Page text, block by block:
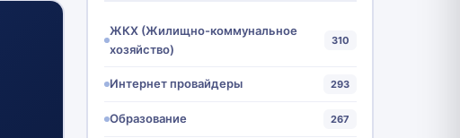
ЖКХ (Жилищно-коммунальное
хозяйство)
310
Интернет провайдеры 293
Образование 267